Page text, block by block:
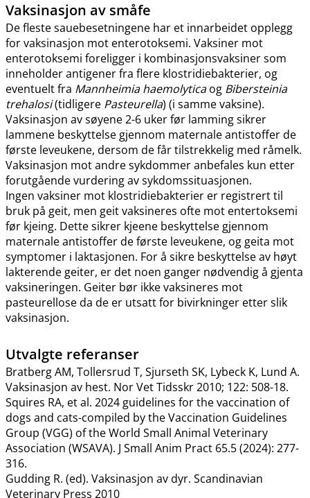
Vaksinasjon av småfe
De fleste sauebesetningene har et innarbeidet opplegg
for vaksinasjon mot enterotoksemi. Vaksiner mot
enterotoksemi foreligger i kombinasjonsvaksiner som
inneholder antigener fra flere klostridiebakterier, og
eventuelt fra Mannheimia haemolyticaog Bibersteinia
trehalosi(tidligere Pasteurella) (i samme vaksine).
Vaksinasjon av søyene 2-6 uker før lamming sikrer
lammene beskyttelse gjennom maternale antistoffer de
første leveukene, dersom de får tilstrekkelig med råmelk.
Vaksinasjon mot andre sykdommer anbefales kun etter
forutgående vurdering av sykdomssituasjonen.
Ingen vaksiner mot klostridiebakterier er registrert til
bruk på geit, men geit vaksineres ofte mot entertoksemi
før kjeing. Dette sikrer kjeene beskyttelse gjennom
maternale antistoffer de første leveukene, og geita mot
symptomer i laktasjonen. For å sikre beskyttelse av høyt
lakterende geiter, er det noen ganger nødvendig å gjenta
vaksineringen. Geiter bør ikke vaksineres mot
pasteurellose da de er utsatt for bivirkninger etter slik
vaksinasjon.
Utvalgte referanser
Bratberg AM, Tollersrud T, Sjurseth SK, Lybeck K, Lund A.
Vaksinasjon av hest. Nor Vet Tidsskr 2010; 122: 508-18.
Squires RA, et al. 2024 guidelines for the vaccination of
dogs and cats-compiled by the Vaccination Guidelines
Group (VGG) of the World Small Animal Veterinary
Association (WSAVA). J Small Anim Pract 65.5 (2024): 277-
316.
Gudding R. (ed). Vaksinasjon av dyr. Scandinavian
Veterinary Press 2010